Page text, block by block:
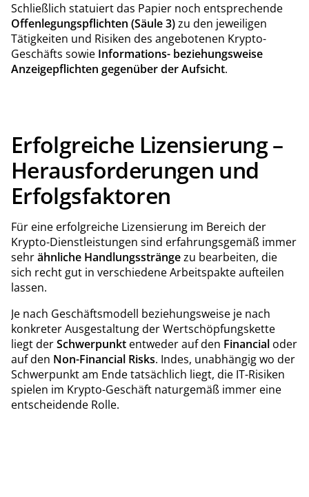
Schließlich statuiert das Papier noch entsprechende
Offenlegungspflichten (Säule 3)zu den jeweiligen
Tätigkeiten und Risiken des angebotenen Krypto-
Geschäfts sowie Informations- beziehungsweise
Anzeigepflichten gegenüber der Aufsicht.
Erfolgreiche Lizensierung –
Herausforderungen und
Erfolgsfaktoren
Für eine erfolgreiche Lizensierung im Bereich der
Krypto-Dienstleistungen sind erfahrungsgemäß immer
sehrähnliche Handlungssträngezu bearbeiten, die
sich recht gut in verschiedene Arbeitspakte aufteilen
lassen.
Je nach Geschäftsmodell beziehungsweise je nach
konkreter Ausgestaltung der Wertschöpfungskette
liegt derSchwerpunkt entweder auf den Financial oder
auf den Non-Financial Risks. Indes, unabhängig wo der
Schwerpunkt am Ende tatsächlich liegt, die IT-Risiken
spielen im Krypto-Geschäft naturgemäß immer eine
entscheidende Rolle.